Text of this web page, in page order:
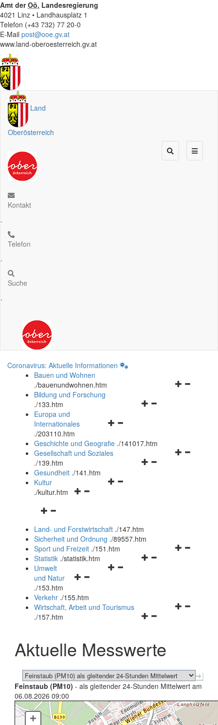
Amt derOö. Landesregierung
4021 Linz • Landhausplatz 1
Telefon (+43 732) 77 20-0
E-Mail post@ooe.gv.at
www.land-oberoesterreich.gv.at
Land
Oberösterreich
Kontakt
.
Telefon
.
Suche
.
Coronavirus: Aktuelle Informationen
Bauen und Wohnen
./bauenundwohnen.htm
Navigationsmenü
Bildung und Forschung
./133.htm
Navigationsmenü
und
schließen
Europa und
Internationales
./203110.htm
Geschichte und Geografie ./141017.htm
Navigationsmenü
Gesellschaft und Soziales
./139.htm
Navigationsmenü
Gesundheit ./141.htm
Navigationsmenü
Kultur
./kultur.htm
Navigationsmenü
und
schließen
Land- und Forstwirtschaft ./147.htm
Sicherheit und Ordnung ./89557.htm
Navigationsmenü
Sport und Freizeit ./151.htm
Navigationsmenü
Statistik ./statistik.htm
Navigationsmenü
und
schließen
Umwelt
und Natur
./153.htm
Verkehr ./155.htm
Navigationsmenü
schließen
Wirtschaft, Arbeit und Tourismus
./157.htm
Aktuelle Messwerte
Feinstaub (PM10) - als gleitender 24-Stunden Mittelwert am
06.08.2026 09:00
+